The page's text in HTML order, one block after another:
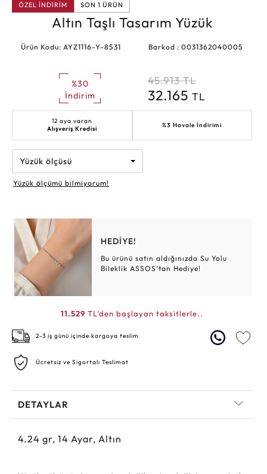
ÖZEL İNDİRİM SON 1 ÜRÜN
Altın Taşlı Tasarım Yüzük
Ürün Kodu: AYZ1116-Y-8531 Barkod : 0031362040005
%30
İndirim
45.913 TL
32.165 TL
12 aya varan
Alışveriş Kredisi
%3 Havale İndirimi
Yüzük ölçüsü
Yüzük ölçümü bilmiyorum!
HEDİYE!
Bu ürünü satın aldığınızda Su Yolu
Bileklik ASSOS’tan Hediye!
11.529 TL'den başlayan taksitlerle..
2-3 iş günü içinde kargoya teslim
Ücretsiz ve Sigortalı Teslimat
DETAYLAR
4.24 gr, 14 Ayar, Altın